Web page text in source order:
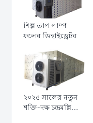
শিল্প তাপ পাম্প
ফলের ডিহাইড্রেটর
আম এবং মাছ
শুকানোর সরঞ্জাম যা
শক্তি-সাশ্রয়ী প্রযুক্তি
ব্যবহার করে
২০২৫ সালের নতুন
শক্তি-দক্ষ চন্দ্রমল্লিকা